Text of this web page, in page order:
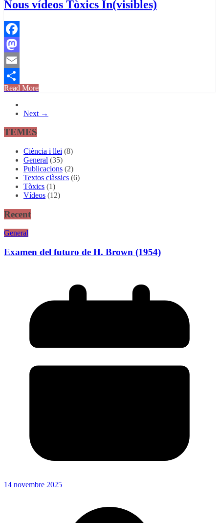
Nous vídeos Tòxics In(visibles)
Facebook
Mastodon
Email
Comparteix
Read More
Next →
TEMES
Ciència i llei (8)
General (35)
Publicacions (2)
Textos clàssics (6)
Tòxics (1)
Vídeos (12)
Recent
General
Examen del futuro de H. Brown (1954)
14 novembre 2025